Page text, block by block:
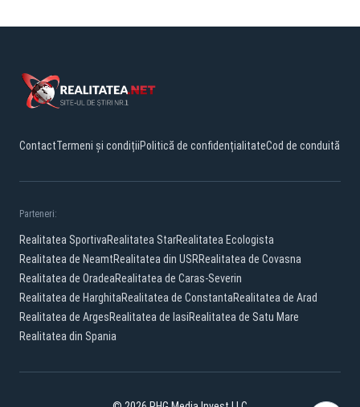
ContactTermeni și condițiiPolitică de confidențialitateCod de conduită
Parteneri:
Realitatea SportivaRealitatea StarRealitatea Ecologista
Realitatea de NeamtRealitatea din USRRealitatea de Covasna
Realitatea de OradeaRealitatea de Caras-Severin
Realitatea de HarghitaRealitatea de ConstantaRealitatea de Arad
Realitatea de ArgesRealitatea de IasiRealitatea de Satu Mare
Realitatea din Spania